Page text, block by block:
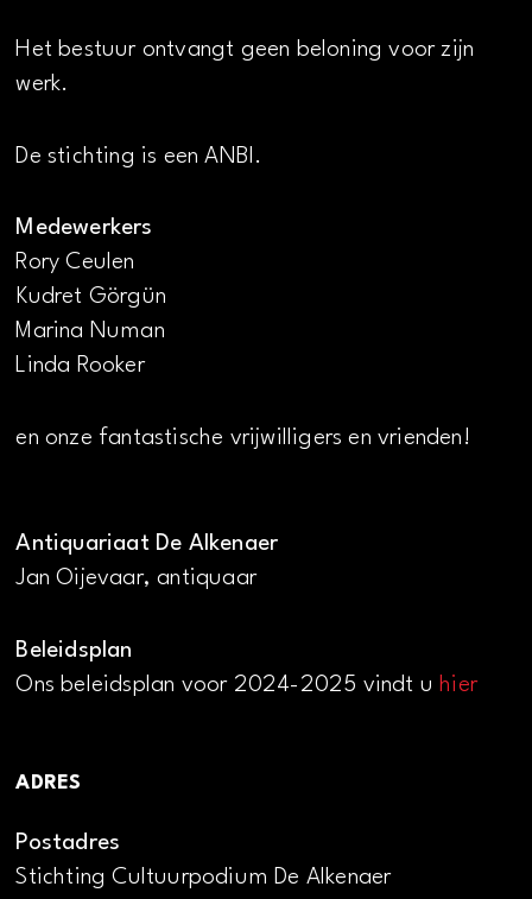
Het bestuur ontvangt geen beloning voor zijn
werk.
De stichting is een ANBI.
Medewerkers
Rory Ceulen
Kudret Görgün
Marina Numan
Linda Rooker
en onze fantastische vrijwilligers en vrienden!
Antiquariaat De Alkenaer
Jan Oijevaar, antiquaar
Beleidsplan
Ons beleidsplan voor 2024-2025 vindt u hier
ADRES
Postadres
Stichting Cultuurpodium De Alkenaer